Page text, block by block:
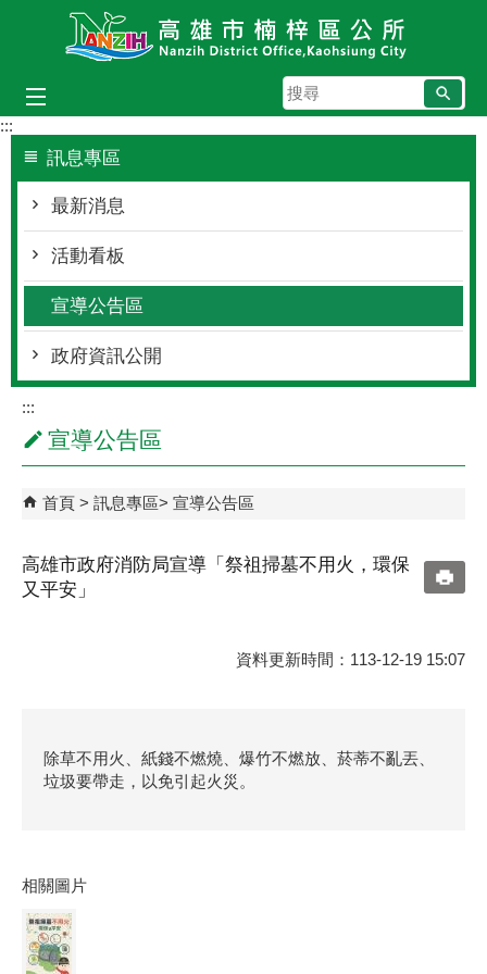
跳到主要內容區塊
搜
尋
:::
訊息專區
最新消息
活動看板
宣導公告區
政府資訊公開
:::
宣導公告區
首頁 訊息專區 宣導公告區
高雄市政府消防局宣導「祭祖掃墓不用火，環保
又平安」
資料更新時間：113-12-19 15:07
除草不用火、紙錢不燃燒、爆竹不燃放、菸蒂不亂丟、
垃圾要帶走，以免引起火災。
相關圖片